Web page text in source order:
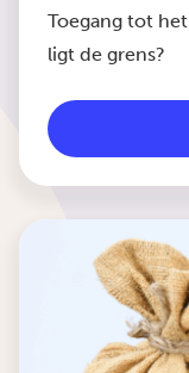
Toegang tot
ligt de grens?